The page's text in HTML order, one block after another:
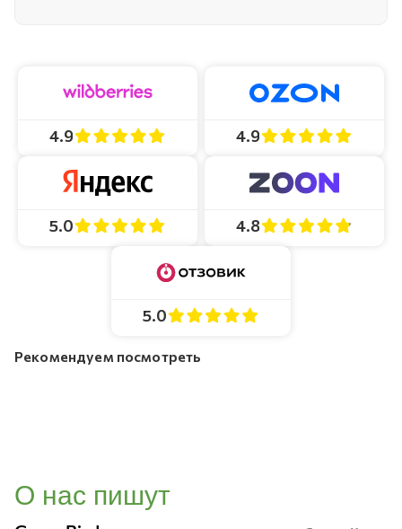
4.9 4.9
5.0 4.8
5.0
Рекомендуем посмотреть
О нас пишут